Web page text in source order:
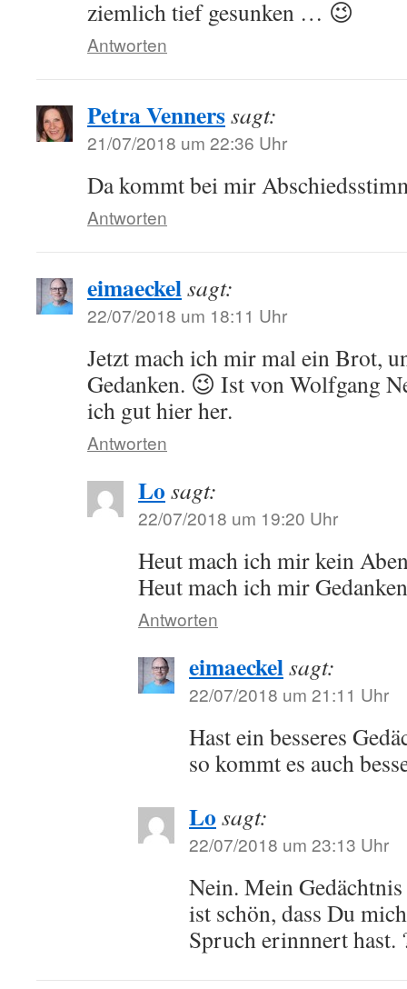
ziemlich tief gesunken … 😉
Antworten
Petra Vennerssagt:
21/07/2018 um 22:36 Uhr
Da kommt bei mir
Antworten
eimaeckelsagt:
22/07/2018 um 18:11 Uhr
Jetzt mach ich mir mal ein Brot,
Gedanken. 😉 Ist von Wolfgang
ich gut hier her.
Antworten
Lo sagt:
22/07/2018 um 19:20 Uhr
Heut mach ich mir kein
Heut mach ich mir
Antworten
eimaeckelsagt:
22/07/2018 um 21:11 Uhr
Hast ein besseres
so kommt es auch
Lo sagt:
22/07/2018 um 23:13 Uhr
Nein. Mein
ist schön, dass Du
Spruch erinnnert hast.